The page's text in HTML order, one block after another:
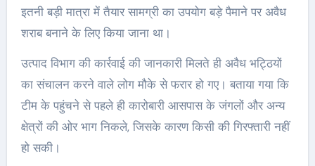
इतनी बड़ी मात्रा में तैयार सामग्री का उपयोग बड़े पैमाने पर अवैध
शराब बनाने के लिए किया जाना था।
उत्पाद विभाग की कार्रवाई की जानकारी मिलते ही अवैध भट्ठियों
का संचालन करने वाले लोग मौके से फरार हो गए। बताया गया कि
टीम के पहुंचने से पहले ही कारोबारी आसपास के जंगलों और अन्य
क्षेत्रों की ओर भाग निकले, जिसके कारण किसी की गिरफ्तारी नहीं
हो सकी।